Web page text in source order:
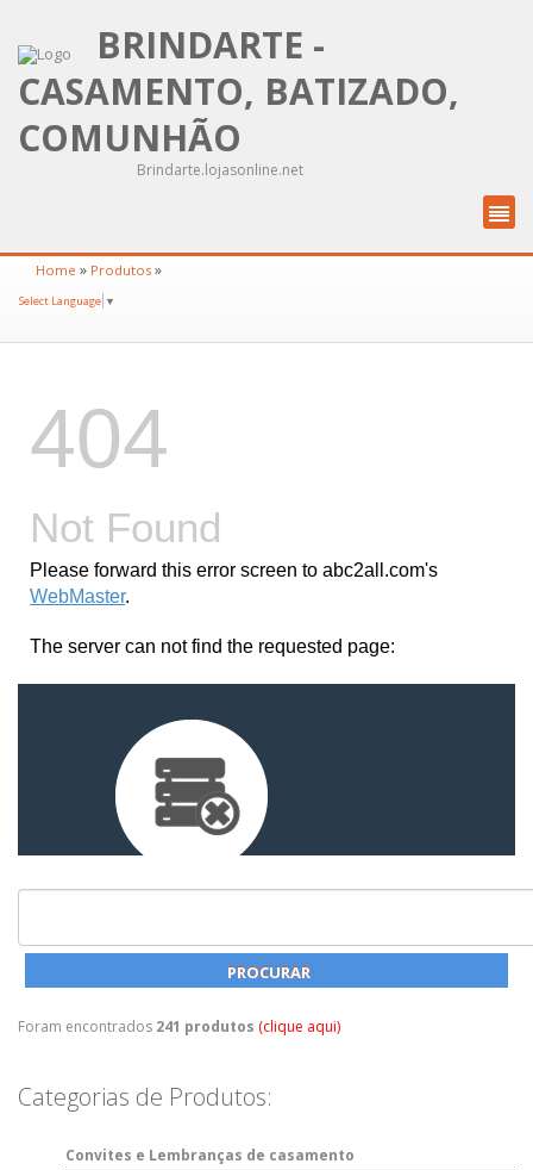
BRINDARTE -
CASAMENTO, BATIZADO,
COMUNHÃO
Brindarte.lojasonline.net
Home » Produtos »
Select Language ▼
Foram encontrados 241 produtos (clique aqui)
Categorias de Produtos:
Convites e Lembranças de casamento